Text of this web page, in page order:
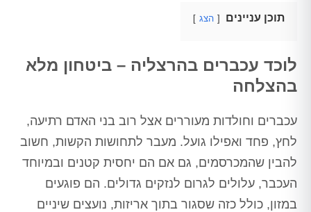
תוכן עניינים הצג
לוכד עכברים בהרצליה – ביטחון מלא
בהצלחה
עכברים וחולדות מעוררים אצל רוב בני האדם רתיעה,
לחץ, פחד ואפילו גועל. מעבר לתחושות הקשות, חשוב
להבין שהמכרסמים, גם אם הם יחסית קטנים ובמיוחד
העכבר, עלולים לגרום לנזקים גדולים. הם פוגעים
במזון, כולל כזה שסגור בתוך אריזות, נועצים שיניים